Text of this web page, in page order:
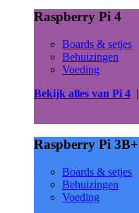
Raspberry Pi 4
Boards & setjes
Behuizingen
Voeding
Bekijk alles van Pi 4 |
Raspberry Pi 3B+
Boards & setjes
Behuizingen
Voeding